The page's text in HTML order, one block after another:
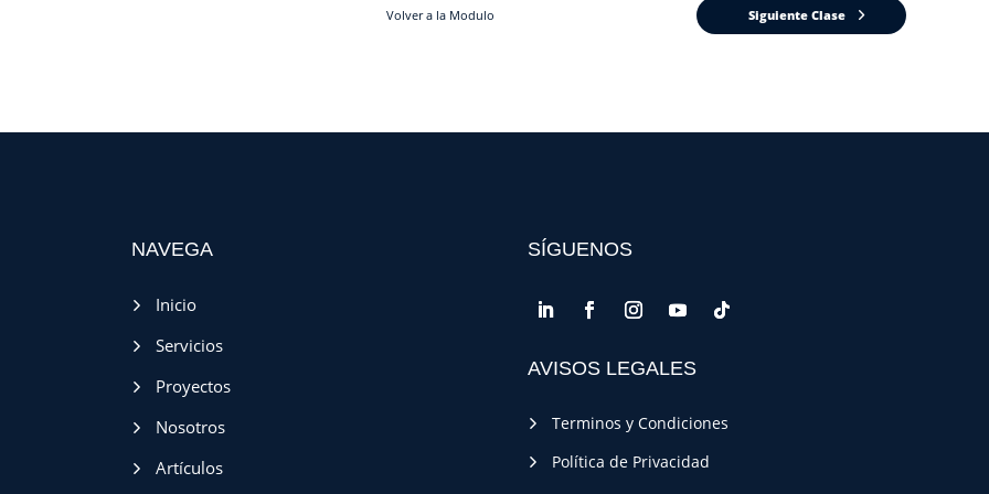
Volver a la Modulo Siguiente Clase
NAVEGA
Inicio
Servicios
Proyectos
Nosotros
Artículos
SÍGUENOS
AVISOS LEGALES
Terminos y Condiciones
Política de Privacidad